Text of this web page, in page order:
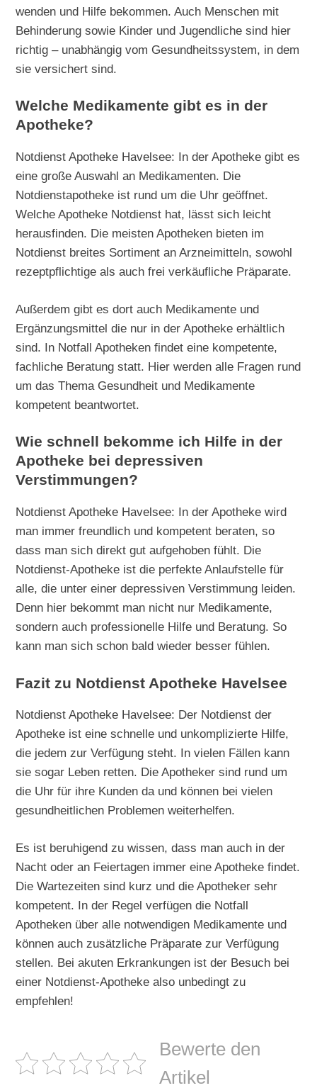
wenden und Hilfe bekommen. Auch Menschen mit
Behinderung sowie Kinder und Jugendliche sind hier
richtig – unabhängig vom Gesundheitssystem, in dem
sie versichert sind.
Welche Medikamente gibt es in der
Apotheke?
Notdienst Apotheke Havelsee: In der Apotheke gibt es
eine große Auswahl an Medikamenten. Die
Notdienstapotheke ist rund um die Uhr geöffnet.
Welche Apotheke Notdienst hat, lässt sich leicht
herausfinden. Die meisten Apotheken bieten im
Notdienst breites Sortiment an Arzneimitteln, sowohl
rezeptpflichtige als auch frei verkäufliche Präparate.
Außerdem gibt es dort auch Medikamente und
Ergänzungsmittel die nur in der Apotheke erhältlich
sind. In Notfall Apotheken findet eine kompetente,
fachliche Beratung statt. Hier werden alle Fragen rund
um das Thema Gesundheit und Medikamente
kompetent beantwortet.
Wie schnell bekomme ich Hilfe in der
Apotheke bei depressiven
Verstimmungen?
Notdienst Apotheke Havelsee: In der Apotheke wird
man immer freundlich und kompetent beraten, so
dass man sich direkt gut aufgehoben fühlt. Die
Notdienst-Apotheke ist die perfekte Anlaufstelle für
alle, die unter einer depressiven Verstimmung leiden.
Denn hier bekommt man nicht nur Medikamente,
sondern auch professionelle Hilfe und Beratung. So
kann man sich schon bald wieder besser fühlen.
Fazit zu Notdienst Apotheke Havelsee
Notdienst Apotheke Havelsee: Der Notdienst der
Apotheke ist eine schnelle und unkomplizierte Hilfe,
die jedem zur Verfügung steht. In vielen Fällen kann
sie sogar Leben retten. Die Apotheker sind rund um
die Uhr für ihre Kunden da und können bei vielen
gesundheitlichen Problemen weiterhelfen.
Es ist beruhigend zu wissen, dass man auch in der
Nacht oder an Feiertagen immer eine Apotheke findet.
Die Wartezeiten sind kurz und die Apotheker sehr
kompetent. In der Regel verfügen die Notfall
Apotheken über alle notwendigen Medikamente und
können auch zusätzliche Präparate zur Verfügung
stellen. Bei akuten Erkrankungen ist der Besuch bei
einer Notdienst-Apotheke also unbedingt zu
empfehlen!
Bewerte den
Artikel